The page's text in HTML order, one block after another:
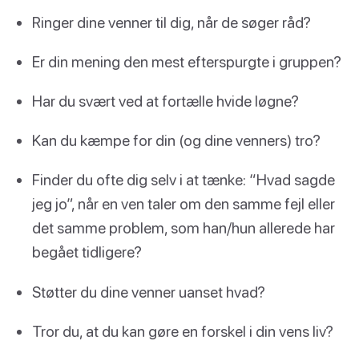
Ringer dine venner til dig, når de søger råd?
Er din mening den mest efterspurgte i gruppen?
Har du svært ved at fortælle hvide løgne?
Kan du kæmpe for din (og dine venners) tro?
Finder du ofte dig selv i at tænke: “Hvad sagde
jeg jo”, når en ven taler om den samme fejl eller
det samme problem, som han/hun allerede har
begået tidligere?
Støtter du dine venner uanset hvad?
Tror du, at du kan gøre en forskel i din vens liv?